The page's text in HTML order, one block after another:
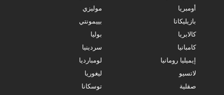
أومبريا
موليزي
بازيليكاتا
بييمونتي
كالابريا
بوليا
كامبانيا
سردينيا
إيميليا رومانيا
لومبارديا
لاتسيو
ليغوريا
صقلية
توسكانا